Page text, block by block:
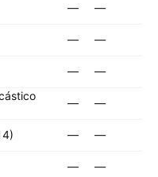
— —
— —
—
—
— —
— —
— —